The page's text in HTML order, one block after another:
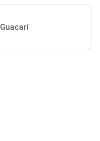
Guacarí